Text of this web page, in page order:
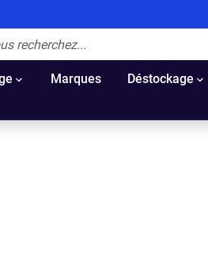
Marques Déstockage